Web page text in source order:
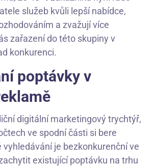
služeb kvůli lepší nabídce,
a zvažují více
zařazení do této skupiny v
konkurenci.
poptávky v
digitální marketingový trychtýř,
ve spodní části si bere
vyhledávání je bezkonkurenční ve
existující poptávku na trhu